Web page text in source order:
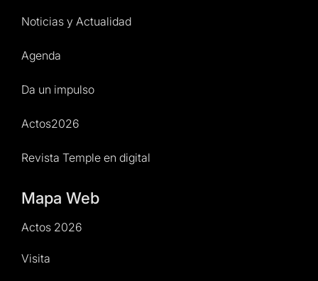
Noticias y Actualidad
Agenda
Da un impulso
Actos2026
Revista Temple en digital
Mapa Web
Actos 2026
Visita